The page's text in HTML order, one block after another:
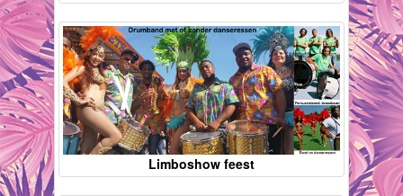
Limboshow feest